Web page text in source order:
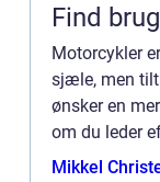
Find
Motorcykler
sjæle, men
ønsker en
om du leder
planlægger...
Mikkel